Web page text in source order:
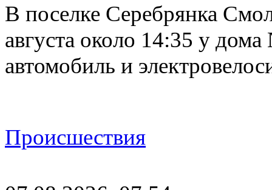
В поселке Серебрянка
августа около 14:35 у
автомобиль и
Происшествия